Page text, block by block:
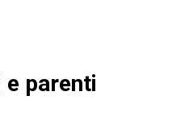
e parenti